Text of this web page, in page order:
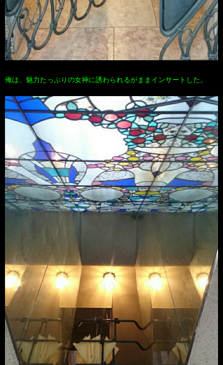
俺は、魅力たっぷりの女神に誘わられるがままインサートした。